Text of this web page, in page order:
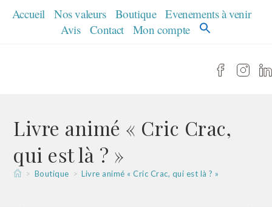
Accueil Nos valeurs Boutique Evenements à venir
Avis
Contact Mon compte
Livre animé « Cric Crac,
qui est là ? »
> Boutique > Livre animé « Cric Crac, qui est là ? »